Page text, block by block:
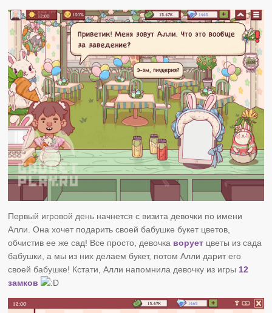
Первый игровой день начнется с визита девочки по имени
Алли. Она хочет подарить своей бабушке букет цветов,
обчистив ее же сад! Все просто, девочка ворует цветы из сада
бабушки, а мы из них делаем букет, потом Алли дарит его
своей бабушке! Кстати, Алли напомнила девочку из игры 12
замков